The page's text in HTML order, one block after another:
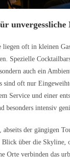
unvergessliche
liegen oft in kleinen
Spezielle
auch ein
sind oft nur
Service und einer
besonders intensiv
der gängigen
Blick über die Skyline,
Orte verbinden das